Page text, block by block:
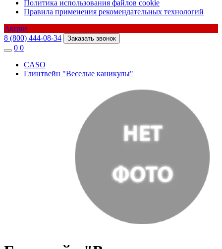
Политика использования файлов cookie
Правила применения рекомендательных технологий
Акции
8 (800) 444-08-34
Заказать звонок
0 0
CASO
Глинтвейн "Веселые каникулы"